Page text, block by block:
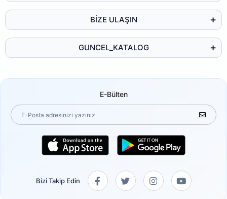
BİZE ULAŞIN
GUNCEL_KATALOG
E-Bülten
Bizi Takip Edin